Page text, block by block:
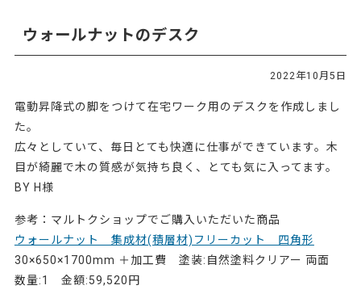
ウォールナットのデスク
2022年10月5日
電動昇降式の脚をつけて在宅ワーク用のデスクを作成しまし
た。
広々としていて、毎日とても快適に仕事ができています。木
目が綺麗で木の質感が気持ち良く、とても気に入ってます。
BY H様
参考：マルトクショップでご購入いただいた商品
ウォールナット 集成材(積層材)フリーカット 四角形
30×650×1700mm ＋加工費 塗装:自然塗料クリアー 両面
数量:1 金額:59,520円